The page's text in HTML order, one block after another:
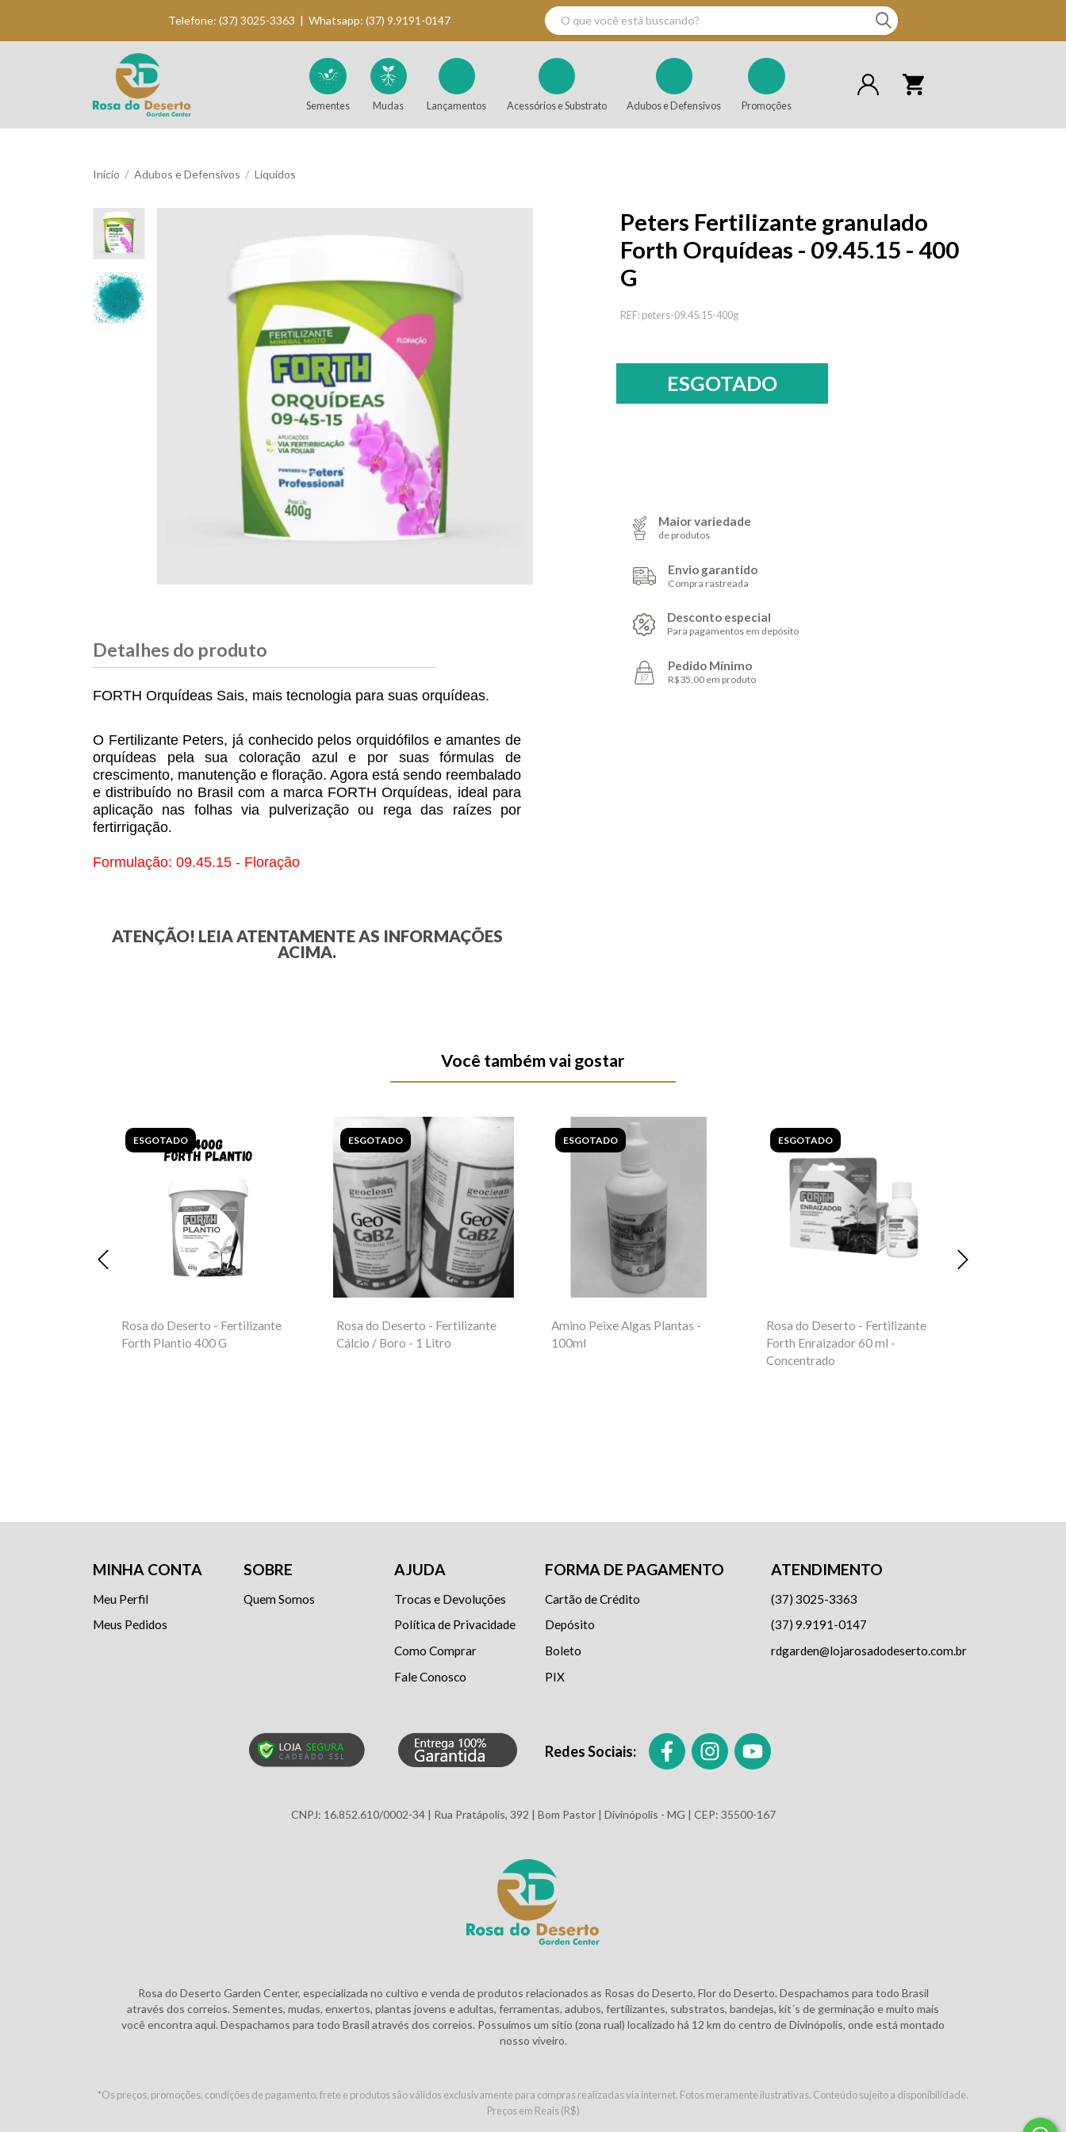
Telefone: (37) 3025-3363 | Whatsapp: (37) 9.9191-0147
Sementes Mudas Lançamentos Acessórios e Substrato Adubos e Defensivos Promoções
Início / Adubos e Defensivos / Líquidos
Detalhes do produto
FORTH Orquídeas Sais, mais tecnologia para suas orquídeas.
O Fertilizante Peters, já conhecido pelos orquidófilos e amantes de
orquídeas pela sua coloração azul e por suas fórmulas de
crescimento, manutenção e floração. Agora está sendo reembalado
e distribuído no Brasil com a marca FORTH Orquídeas, ideal para
aplicação nas folhas via pulverização ou rega das raízes por
fertirrigação.
Formulação: 09.45.15 - Floração
ATENÇÃO! LEIA ATENTAMENTE AS INFORMAÇÕES
ACIMA.
Peters Fertilizante granulado
Forth Orquídeas - 09.45.15 - 400
G
REF: peters-09.45.15-400g
Maior variedade
de produtos
Envio garantido
Compra rastreada
Desconto especial
Para pagamentos em depósito
Pedido Mínimo
R$35,00 em produto
Você também vai gostar
ESGOTADO
Rosa do Deserto - Fertilizante
Forth Plantio 400 G
ESGOTADO
Rosa do Deserto - Fertilizante
Cálcio / Boro - 1 Litro
ESGOTADO
Amino Peixe Algas Plantas -
100ml
ESGOTADO
Rosa do Deserto - Fertilizante
Forth Enraizador 60 ml -
Concentrado
MINHA CONTA
Meu Perfil
Meus Pedidos
SOBRE
Quem Somos
AJUDA
Trocas e Devoluções
Política de Privacidade
Como Comprar
Fale Conosco
FORMA DE PAGAMENTO
Cartão de Crédito
Depósito
Boleto
PIX
ATENDIMENTO
(37) 3025-3363
(37) 9.9191-0147
rdgarden@lojarosadodeserto.com.br
Redes Sociais:
CNPJ: 16.852.610/0002-34 | Rua Pratápolis, 392 | Bom Pastor | Divinópolis - MG | CEP: 35500-167
Rosa do Deserto Garden Center, especializada no cultivo e venda de produtos relacionados as Rosas do Deserto, Flor do Deserto. Despachamos para todo Brasil
através dos correios. Sementes, mudas, enxertos, plantas jovens e adultas, ferramentas, adubos, fertilizantes, substratos, bandejas, kit´s de germinação e muito mais
você encontra aqui. Despachamos para todo Brasil através dos correios. Possuímos um sítio (zona rual) localizado há 12 km do centro de Divinópolis, onde está montado
nosso viveiro.
*Os preços, promoções, condições de pagamento, frete e produtos são válidos exclusivamente para compras realizadas via internet. Fotos meramente ilustrativas. Conteúdo sujeito a disponibilidade.
Preços em Reais (R$)